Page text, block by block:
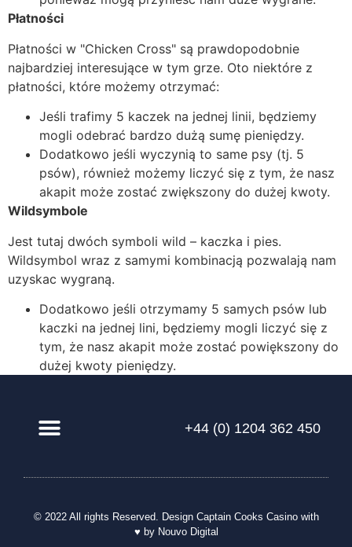
Płatności
Płatności w "Chicken Cross" są prawdopodobnie
najbardziej interesujące w tym grze. Oto niektóre z
płatności, które możemy otrzymać:
Jeśli trafimy 5 kaczek na jednej linii, będziemy
mogli odebrać bardzo dużą sumę pieniędzy.
Dodatkowo jeśli wyczynią to same psy (tj. 5
psów), również możemy liczyć się z tym, że nasz
akapit może zostać zwiększony do dużej kwoty.
Wildsymbole
Jest tutaj dwóch symboli wild – kaczka i pies.
Wildsymbol wraz z samymi kombinacją pozwalają nam
uzyskac wygraną.
Dodatkowo jeśli otrzymamy 5 samych psów lub
kaczki na jednej lini, będziemy mogli liczyć się z
tym, że nasz akapit może zostać powiększony do
dużej kwoty pieniędzy.
+44 (0) 1204 362 450
© 2022 All rights Reserved. Design Captain Cooks Casinowith
♥ by Nouvo Digital